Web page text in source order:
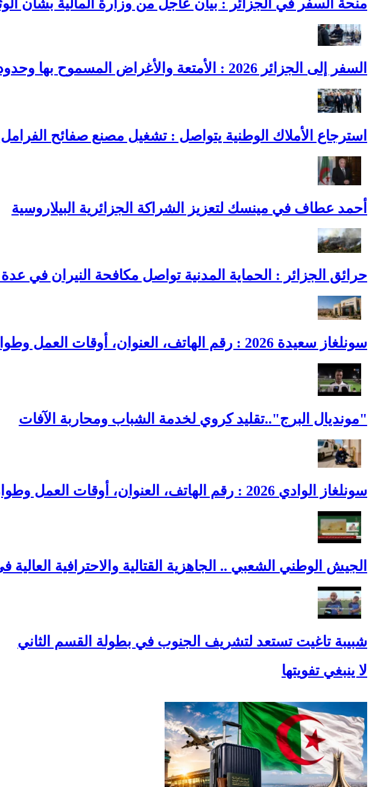
منحة السفر في الجزائر : بيان عاجل من وزارة المالية بشأن
السفر إلى الجزائر 2026 : الأمتعة والأغراض المسموح بها وحدودها
استرجاع الأملاك الوطنية يتواصل : تشغيل مصنع صفائح الفرامل
أحمد عطاف في مينسك لتعزيز الشراكة الجزائرية البيلاروسية
حرائق الجزائر : الحماية المدنية تواصل مكافحة النيران في عدة
سونلغاز سعيدة 2026 : رقم الهاتف، العنوان، أوقات العمل وطوارئ الغاز
"مونديال البرج"..تقليد كروي لخدمة الشباب ومحاربة الآفات
سونلغاز الوادي 2026 : رقم الهاتف، العنوان، أوقات العمل وطوارئ الغاز
الجيش الوطني الشعبي .. الجاهزية القتالية والاحترافية العالية
شبيبة تاغيت تستعد لتشريف الجنوب في بطولة القسم الثاني
لا ينبغي تفويتها